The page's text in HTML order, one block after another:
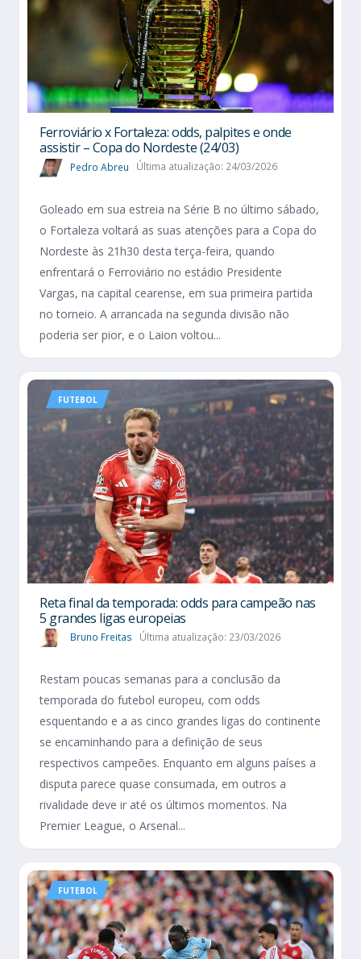
Ferroviário x Fortaleza: odds, palpites e onde
assistir – Copa do Nordeste (24/03)
Pedro Abreu Última atualização: 24/03/2026
Goleado em sua estreia na Série B no último sábado,
o Fortaleza voltará as suas atenções para a Copa do
Nordeste às 21h30 desta terça-feira, quando
enfrentará o Ferroviário no estádio Presidente
Vargas, na capital cearense, em sua primeira partida
no torneio. A arrancada na segunda divisão não
poderia ser pior, e o Laion voltou...
FUTEBOL
Reta final da temporada: odds para campeão nas
5 grandes ligas europeias
Bruno Freitas Última atualização: 23/03/2026
Restam poucas semanas para a conclusão da
temporada do futebol europeu, com odds
esquentando e a as cinco grandes ligas do continente
se encaminhando para a definição de seus
respectivos campeões. Enquanto em alguns países a
disputa parece quase consumada, em outros a
rivalidade deve ir até os últimos momentos. Na
Premier League, o Arsenal...
FUTEBOL